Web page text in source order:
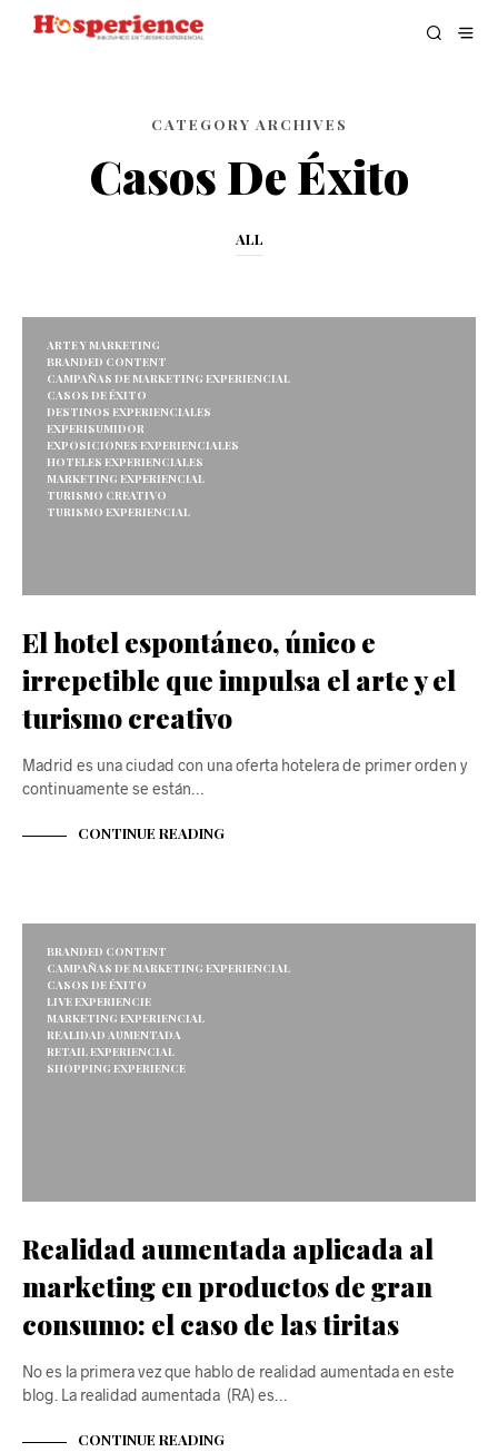
CATEGORY ARCHIVES
Casos De Éxito
ALL
ARTE Y MARKETING
BRANDED CONTENT
CAMPAÑAS DE MARKETING EXPERIENCIAL
CASOS DE ÉXITO
DESTINOS EXPERIENCIALES
EXPERISUMIDOR
EXPOSICIONES EXPERIENCIALES
HOTELES EXPERIENCIALES
MARKETING EXPERIENCIAL
TURISMO CREATIVO
TURISMO EXPERIENCIAL
El hotel espontáneo, único e
irrepetible que impulsa el arte y el
turismo creativo
Madrid es una ciudad con una oferta hotelera de primer orden y
continuamente se están…
CONTINUE READING
BRANDED CONTENT
CAMPAÑAS DE MARKETING EXPERIENCIAL
CASOS DE ÉXITO
LIVE EXPERIENCIE
MARKETING EXPERIENCIAL
REALIDAD AUMENTADA
RETAIL EXPERIENCIAL
SHOPPING EXPERIENCE
Realidad aumentada aplicada al
marketing en productos de gran
consumo: el caso de las tiritas
No es la primera vez que hablo de realidad aumentada en este
blog. La realidad aumentada (RA) es…
CONTINUE READING